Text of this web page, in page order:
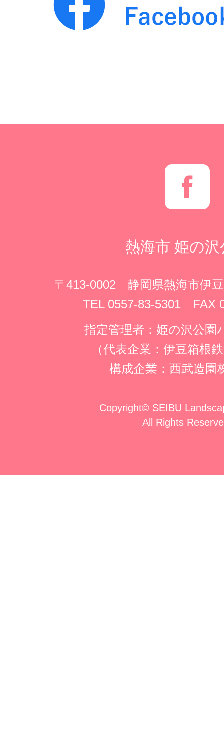
熱海市 姫の沢
〒413-0002 静岡県熱海市伊
TEL 0557-83-5301 FAX
指定管理者：姫の沢公園
（代表企業：伊豆箱根
構成企業：西武造園
Copyright©SEIBU
All Rights